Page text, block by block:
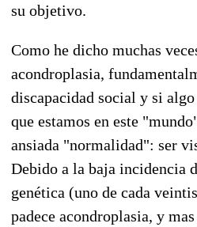
su objetivo.
Como he dicho muchas
acondroplasia,
discapacidad social y si
que estamos en este
ansiada "normalidad": ser
Debido a la baja incidencia
genética (uno de cada
padece acondroplasia, y